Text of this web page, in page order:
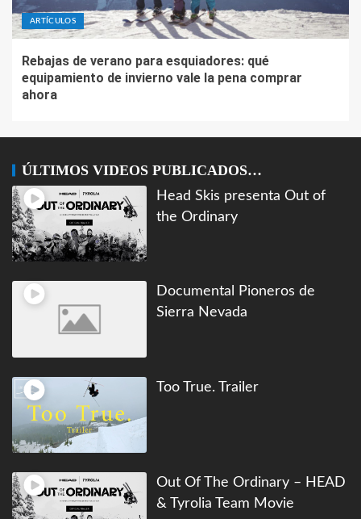
ARTÍCULOS
Rebajas de verano para esquiadores: qué
equipamiento de invierno vale la pena comprar
ahora
ÚLTIMOS VIDEOS PUBLICADOS…
Head Skis presenta Out of
the Ordinary
Documental Pioneros de
Sierra Nevada
Too True. Trailer
Out Of The Ordinary – HEAD
& Tyrolia Team Movie